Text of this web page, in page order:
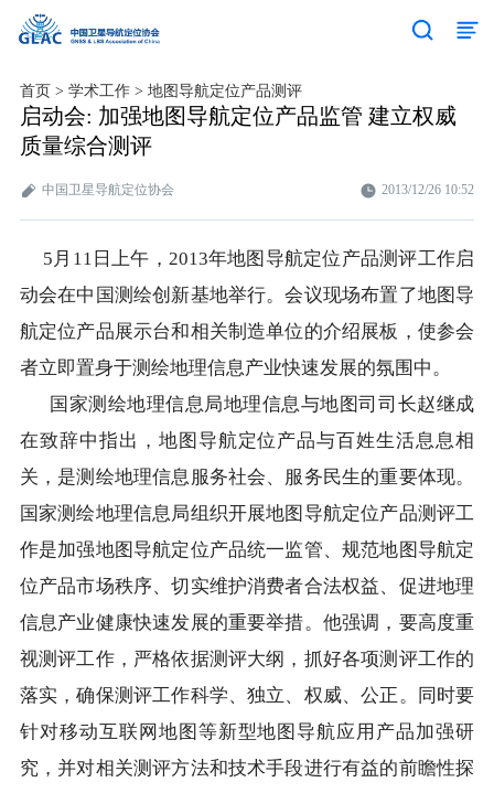
首页 > 学术工作> 地图导航定位产品测评
启动会: 加强地图导航定位产品监管 建立权威
质量综合测评
中国卫星导航定位协会 2013/12/26 10:52
5月11日上午，2013年地图导航定位产品测评工作启
动会在中国测绘创新基地举行。会议现场布置了地图导
航定位产品展示台和相关制造单位的介绍展板，使参会
者立即置身于测绘地理信息产业快速发展的氛围中。
​ 国家测绘地理信息局地理信息与地图司司长赵继成
在致辞中指出，地图导航定位产品与百姓生活息息相
关，是测绘地理信息服务社会、服务民生的重要体现。
国家测绘地理信息局组织开展地图导航定位产品测评工
作是加强地图导航定位产品统一监管、规范地图导航定
位产品市场秩序、切实维护消费者合法权益、促进地理
信息产业健康快速发展的重要举措。他强调，要高度重
视测评工作，严格依据测评大纲，抓好各项测评工作的
落实，确保测评工作科学、独立、权威、公正。同时要
针对移动互联网地图等新型地图导航应用产品加强研
究，并对相关测评方法和技术手段进行有益的前瞻性探